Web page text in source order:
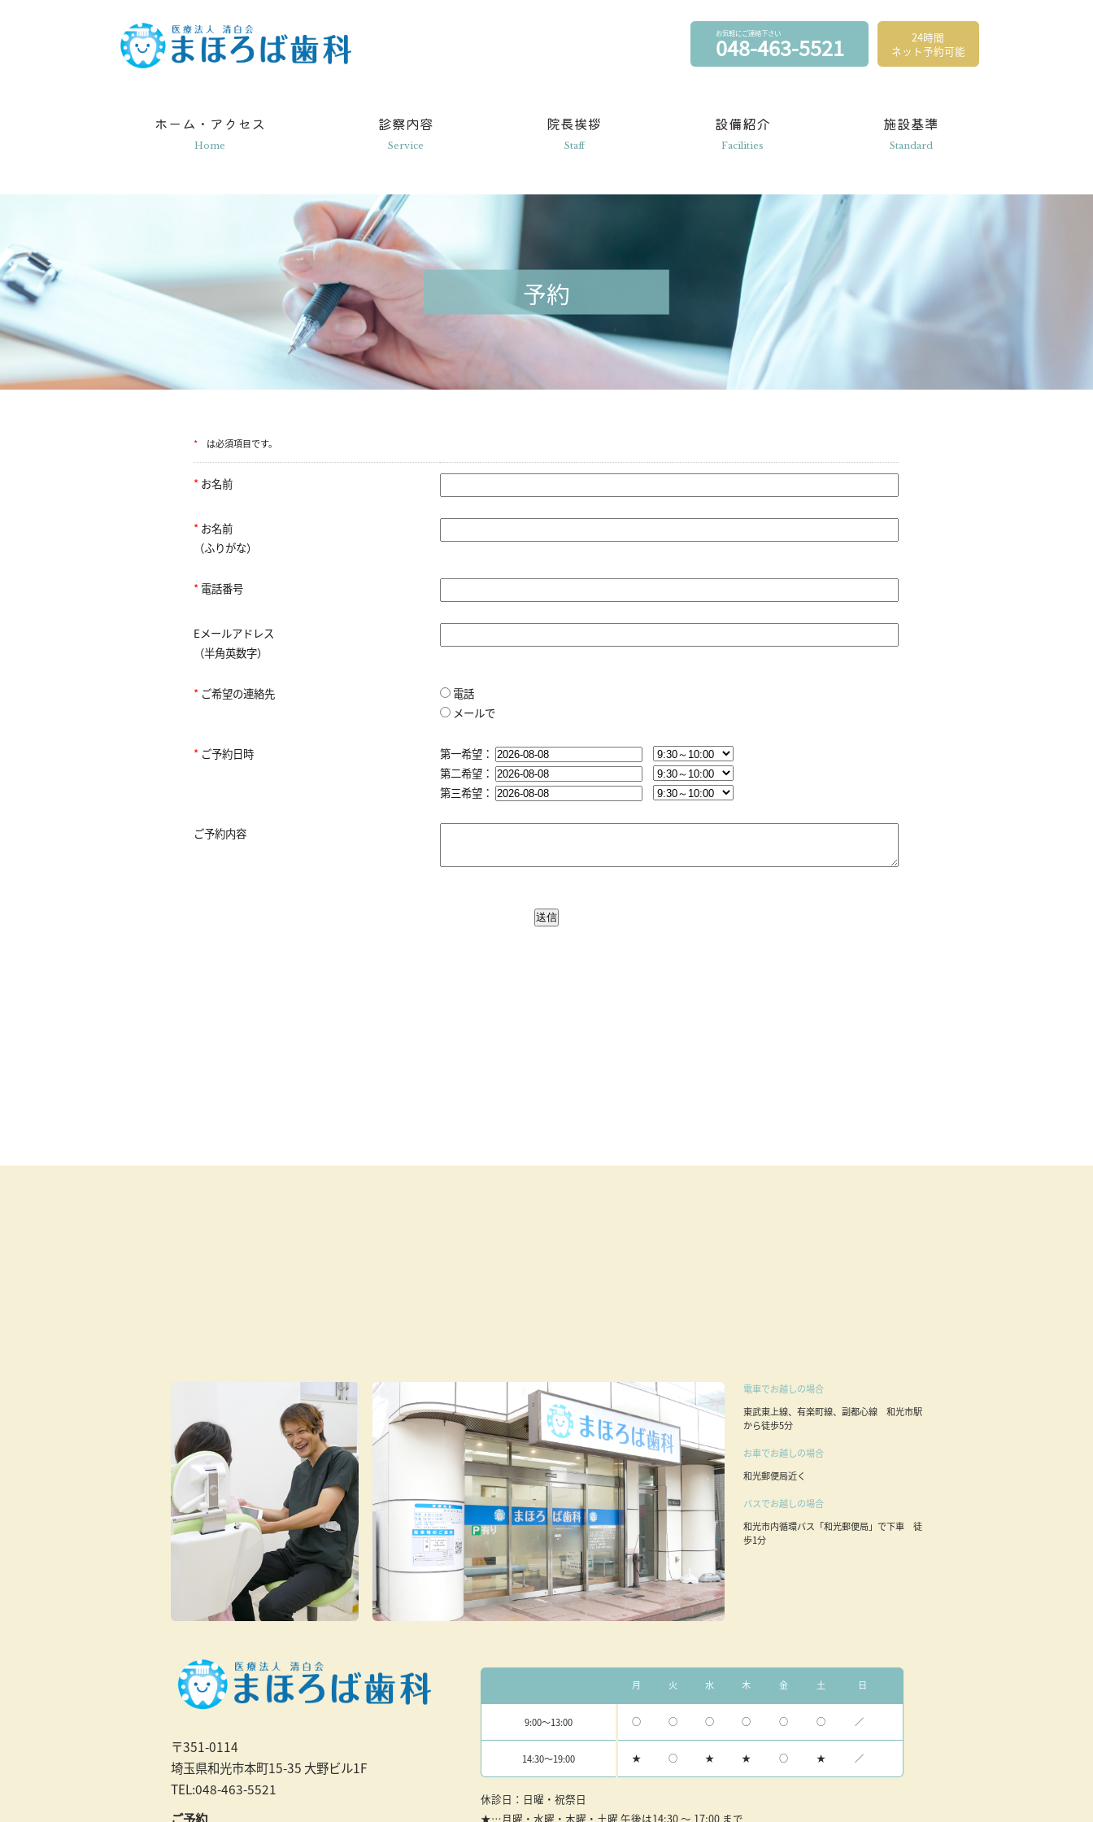
お気軽にご連絡下さい
048-463-5521
24時間
ネット予約可能
ホーム・アクセス
Home
診察内容
Service
院長挨拶
Staff
設備紹介
Facilities
施設基準
Standard
予約
* は必須項目です。
* お名前
* お名前
（ふりがな）
* 電話番号
Eメールアドレス
（半角英数字）
* ご希望の連絡先
電話
メールで
* ご予約日時
第一希望：
第二希望：
第三希望：
ご予約内容
送信
電車でお越しの場合
東武東上線、有楽町線、副都心線 和光市駅
から徒歩5分
お車でお越しの場合
和光郵便局近く
バスでお越しの場合
和光市内循環バス「和光郵便局」で下車 徒
歩1分
〒351-0114
埼玉県和光市本町15-35 大野ビル1F
TEL:048-463-5521
受付時間
月 火 水 木 金 土 日
9:00〜13:00 ○ ○ ○ ○ ○ ○ ／
14:30〜19:00 ★ ○ ★ ★ ○ ★ ／
休診日：日曜・祝祭日
★…月曜・水曜・木曜・土曜 午後は14:30 ～ 17:00 まで